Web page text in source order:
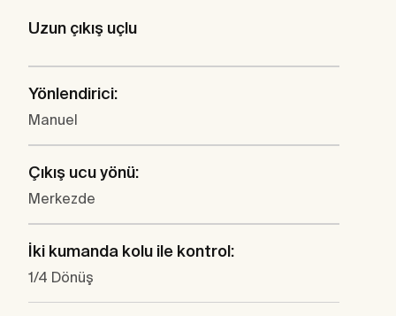
Uzun çıkış uçlu
Yönlendirici:
Manuel
Çıkış ucu yönü:
Merkezde
İki kumanda kolu ile kontrol:
1/4 Dönüş